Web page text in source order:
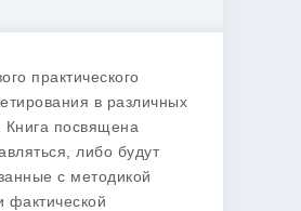
практического
в различных
Книга посвящена
либо будут
с методикой
фактической